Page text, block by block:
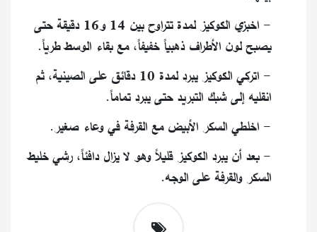
- اخبزي الكوكيز لمدة تتراوح بين 14 و16 دقيقة حتى
يصبح لون الأطراف ذهبياً خفيفاً، مع بقاء الوسط طرياً.
- اتركي الكوكيز يبرد لمدة 10 دقائق على الصينية، ثم
انقليه إلى شبك التبريد حتى يبرد تماماً.
- اخلطي السكر الأبيض مع القرفة في وعاء صغير.
- بعد أن يبرد الكوكيز قليلاً وهو لا يزال دافئاً، رشي خليط
السكر والقرفة على الوجه.